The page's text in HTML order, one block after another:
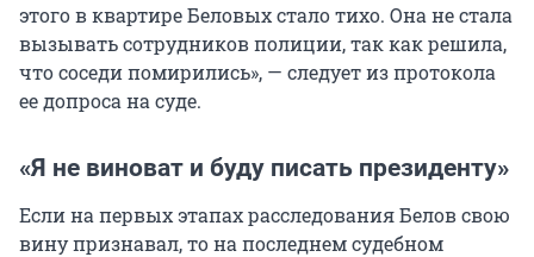
этого в квартире Беловых стало тихо. Она не стала
вызывать сотрудников полиции, так как решила,
что соседи помирились», — следует из протокола
ее допроса на суде.
«Я не виноват и буду писать президенту»
Если на первых этапах расследования Белов свою
вину признавал, то на последнем судебном